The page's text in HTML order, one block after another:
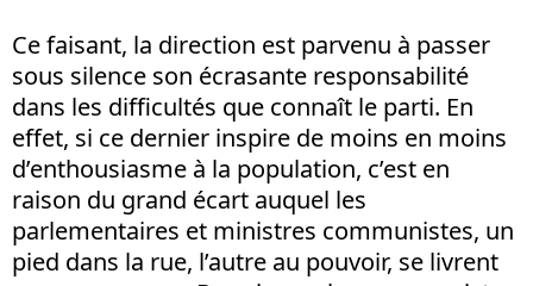
Ce faisant, la direction est parvenu à passer
sous silence son écrasante responsabilité
dans les difficultés que connaît le parti. En
effet, si ce dernier inspire de moins en moins
d’enthousiasme à la population, c’est en
raison du grand écart auquel les
parlementaires et ministres communistes, un
pied dans la rue, l’autre au pouvoir, se livrent